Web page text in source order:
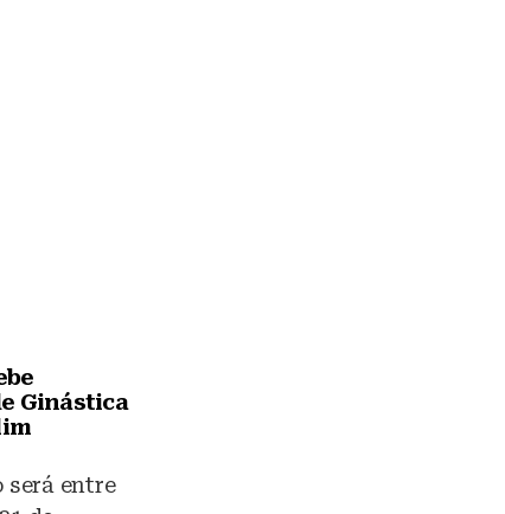
Ginástica
será entre